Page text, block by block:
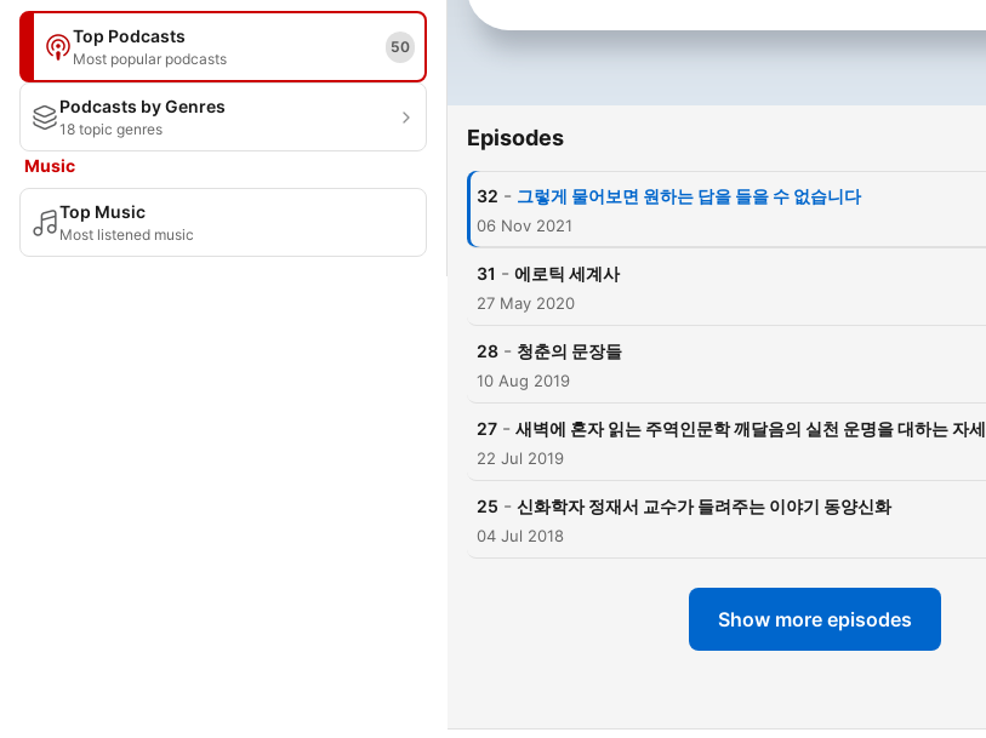
Top Podcasts
Most popular podcasts
50
Podcasts by Genres
18 topic genres
Music
Top Music
Most listened music
Episodes
32 - 그렇게 물어보면 원하는 답을 들을 수 없습니다
06 Nov 2021
31 - 에로틱 세계사
27 May 2020
28 - 청춘의 문장들
10 Aug 2019
27 - 새벽에 혼자 읽는 주역인문학 깨달음의 실천 운명을 대하는 자세
22 Jul 2019
25 - 신화학자 정재서 교수가 들려주는 이야기 동양신화
04 Jul 2018
Show more episodes